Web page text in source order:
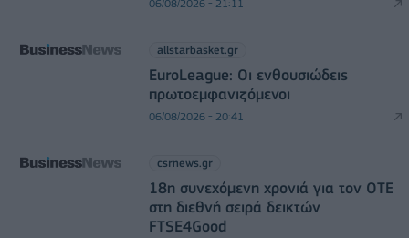
06/08/2026 - 21:11
allstarbasket.gr
EuroLeague: Οι ενθουσιώδεις
πρωτοεμφανιζόμενοι
06/08/2026 - 20:41
csrnews.gr
18η συνεχόμενη χρονιά για τον ΟΤΕ
στη διεθνή σειρά δεικτών
FTSE4Good